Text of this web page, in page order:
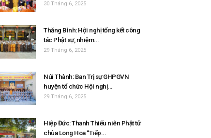
30 Tháng 6, 2025
Thăng Bình: Hội nghị tổng kết công
tác Phật sự, nhiệm...
29 Tháng 6, 2025
Núi Thành: Ban Trị sự GHPGVN
huyện tổ chức Hội nghị...
29 Tháng 6, 2025
Hiệp Đức: Thanh Thiếu niên Phật tử
chùa Long Hoa “Tiếp...